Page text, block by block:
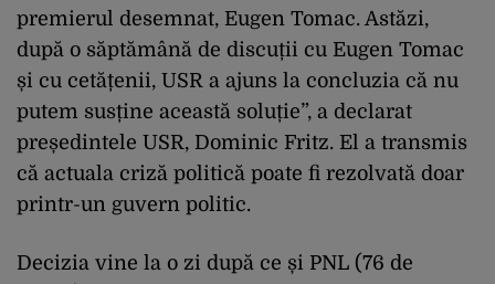
premierul desemnat, Eugen Tomac. Astăzi,
după o săptămână de discuții cu Eugen Tomac
și cu cetățenii, USR a ajuns la concluzia că nu
putem susține această soluție”, a declarat
președintele USR, Dominic Fritz. El a transmis
că actuala criză politică poate fi rezolvată doar
printr-un guvern politic.
Decizia vine la o zi după ce și PNL (76 de